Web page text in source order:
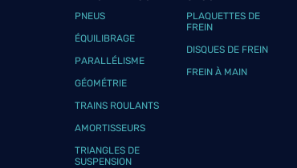
PNEUS
ÉQUILIBRAGE
PARALLÉLISME
GÉOMÉTRIE
TRAINS ROULANTS
AMORTISSEURS
TRIANGLES DE
SUSPENSION
PLAQUETTES DE
FREIN
DISQUES DE FREIN
FREIN À MAIN